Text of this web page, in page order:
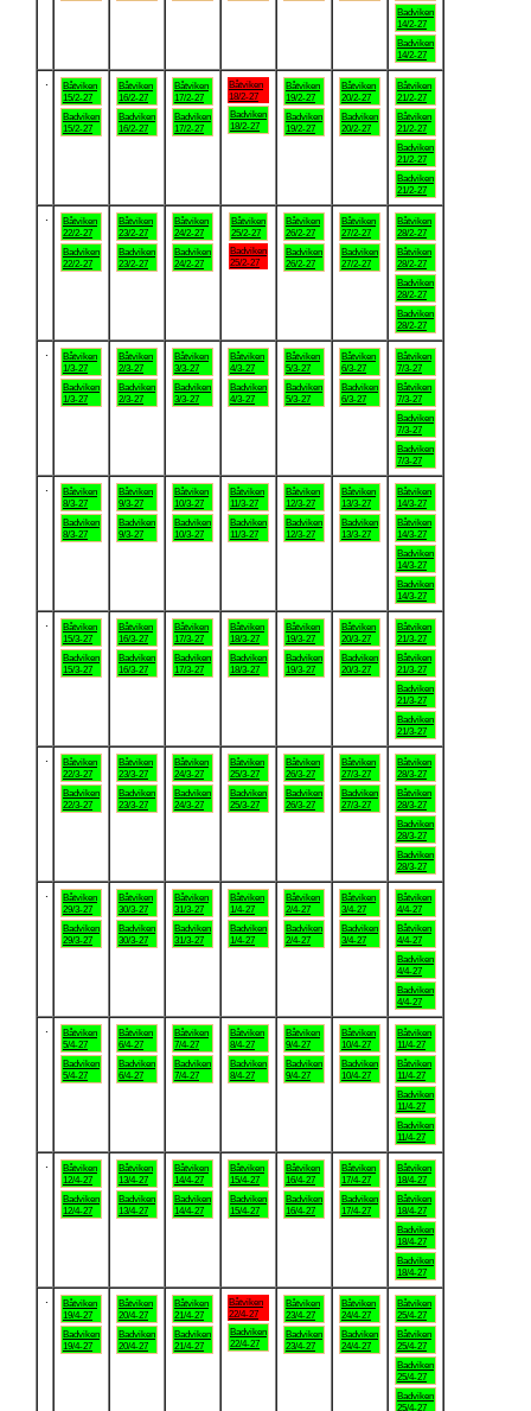
Badviken
14/2-27
Badviken
14/2-27
Båtviken
15/2-27
Badviken
15/2-27
Båtviken
16/2-27
Badviken
16/2-27
Båtviken
17/2-27
Badviken
17/2-27
Båtviken
18/2-27
Badviken
18/2-27
Båtviken
19/2-27
Badviken
19/2-27
Båtviken
20/2-27
Badviken
20/2-27
Båtviken
21/2-27
Båtviken
21/2-27
Badviken
21/2-27
Badviken
21/2-27
Båtviken
22/2-27
Badviken
22/2-27
Båtviken
23/2-27
Badviken
23/2-27
Båtviken
24/2-27
Badviken
24/2-27
Båtviken
25/2-27
Badviken
25/2-27
Båtviken
26/2-27
Badviken
26/2-27
Båtviken
27/2-27
Badviken
27/2-27
Båtviken
28/2-27
Båtviken
28/2-27
Badviken
28/2-27
Badviken
28/2-27
Båtviken
1/3-27
Badviken
1/3-27
Båtviken
2/3-27
Badviken
2/3-27
Båtviken
3/3-27
Badviken
3/3-27
Båtviken
4/3-27
Badviken
4/3-27
Båtviken
5/3-27
Badviken
5/3-27
Båtviken
6/3-27
Badviken
6/3-27
Båtviken
7/3-27
Båtviken
7/3-27
Badviken
7/3-27
Badviken
7/3-27
Båtviken
8/3-27
Badviken
8/3-27
Båtviken
9/3-27
Badviken
9/3-27
Båtviken
10/3-27
Badviken
10/3-27
Båtviken
11/3-27
Badviken
11/3-27
Båtviken
12/3-27
Badviken
12/3-27
Båtviken
13/3-27
Badviken
13/3-27
Båtviken
14/3-27
Båtviken
14/3-27
Badviken
14/3-27
Badviken
14/3-27
Båtviken
15/3-27
Badviken
15/3-27
Båtviken
16/3-27
Badviken
16/3-27
Båtviken
17/3-27
Badviken
17/3-27
Båtviken
18/3-27
Badviken
18/3-27
Båtviken
19/3-27
Badviken
19/3-27
Båtviken
20/3-27
Badviken
20/3-27
Båtviken
21/3-27
Båtviken
21/3-27
Badviken
21/3-27
Badviken
21/3-27
Båtviken
22/3-27
Badviken
22/3-27
Båtviken
23/3-27
Badviken
23/3-27
Båtviken
24/3-27
Badviken
24/3-27
Båtviken
25/3-27
Badviken
25/3-27
Båtviken
26/3-27
Badviken
26/3-27
Båtviken
27/3-27
Badviken
27/3-27
Båtviken
28/3-27
Båtviken
28/3-27
Badviken
28/3-27
Badviken
28/3-27
Båtviken
29/3-27
Badviken
29/3-27
Båtviken
30/3-27
Badviken
30/3-27
Båtviken
31/3-27
Badviken
31/3-27
Båtviken
1/4-27
Badviken
1/4-27
Båtviken
2/4-27
Badviken
2/4-27
Båtviken
3/4-27
Badviken
3/4-27
Båtviken
4/4-27
Båtviken
4/4-27
Badviken
4/4-27
Badviken
4/4-27
Båtviken
5/4-27
Badviken
5/4-27
Båtviken
6/4-27
Badviken
6/4-27
Båtviken
7/4-27
Badviken
7/4-27
Båtviken
8/4-27
Badviken
8/4-27
Båtviken
9/4-27
Badviken
9/4-27
Båtviken
10/4-27
Badviken
10/4-27
Båtviken
11/4-27
Båtviken
11/4-27
Badviken
11/4-27
Badviken
11/4-27
Båtviken
12/4-27
Badviken
12/4-27
Båtviken
13/4-27
Badviken
13/4-27
Båtviken
14/4-27
Badviken
14/4-27
Båtviken
15/4-27
Badviken
15/4-27
Båtviken
16/4-27
Badviken
16/4-27
Båtviken
17/4-27
Badviken
17/4-27
Båtviken
18/4-27
Båtviken
18/4-27
Badviken
18/4-27
Badviken
18/4-27
Båtviken
19/4-27
Badviken
19/4-27
Båtviken
20/4-27
Badviken
20/4-27
Båtviken
21/4-27
Badviken
21/4-27
Båtviken
22/4-27
Badviken
22/4-27
Båtviken
23/4-27
Badviken
23/4-27
Båtviken
24/4-27
Badviken
24/4-27
Båtviken
25/4-27
Båtviken
25/4-27
Badviken
25/4-27
Badviken
25/4-27